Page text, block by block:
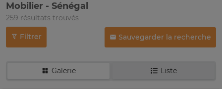
Mobilier - Sénégal
259 résultats trouvés
Filtrer Sauvegarder la recherche
Galerie Liste